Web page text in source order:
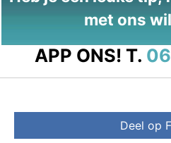
met ons
APP ONS! T.
Deel op